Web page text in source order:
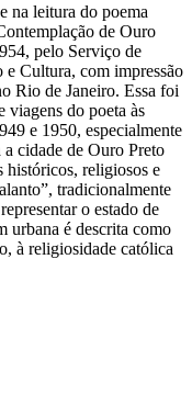
na leitura do poema
de Ouro
pelo Serviço de
Cultura, com impressão
Rio de Janeiro. Essa foi
viagens do poeta às
e 1950, especialmente
cidade de Ouro Preto
históricos, religiosos e
tradicionalmente
o estado de
urbana é descrita como
à religiosidade católica